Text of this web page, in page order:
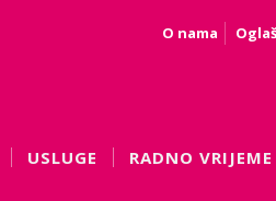
O nama
USLUGE RADNO VRIJEME